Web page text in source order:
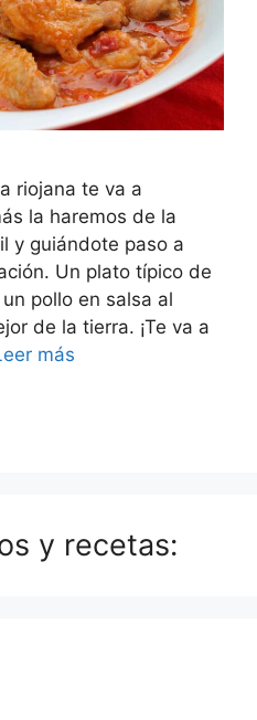
riojana te va a
la haremos de la
y guiándote paso a
Un plato típico de
pollo en salsa al
de la tierra. ¡Te va a
más
y recetas: